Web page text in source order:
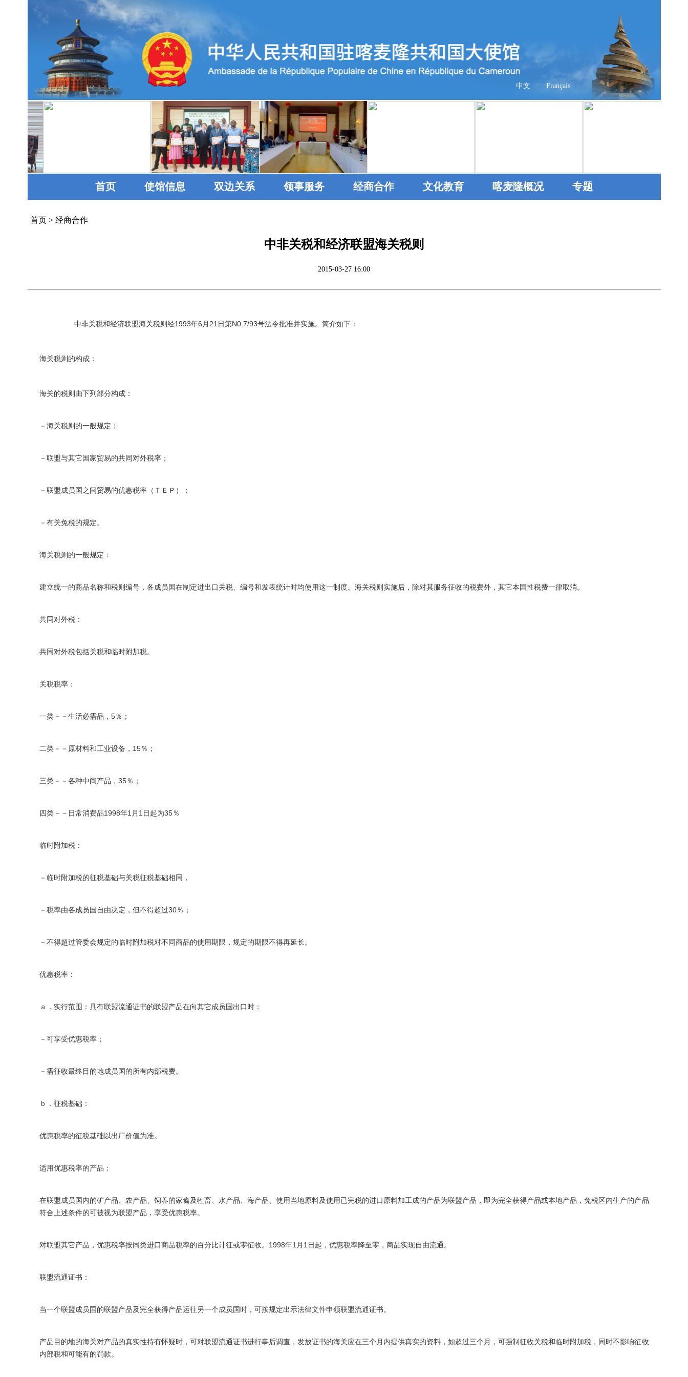
中文 Français
首页 使馆信息 双边关系 领事服务 经商合作 文化教育 喀麦隆概况 专题
首页> 经商合作
中非关税和经济联盟海关税则
2015-03-27 16:00
中非关税和经济联盟海关税则经1993年6 月 21 日第N0.7/93号法令批准并实施。简介如下：
海关税则的构成：
海关的税则由下列部分构成：
－海关税则的一般规定；
－联盟与其它国家贸易的共同对外税率；
－联盟成员国之间贸易的优惠税率（ＴＥＰ）；
－有关免税的规定。
海关税则的一般规定：
建立统一的商品名称和税则编号，各成员国在制定进出口关税、编号和发表统计时均使用这一制度。海关税则实施后，除对其服务征收的税费外，其它本国性税费一律取消。
共同对外税：
共同对外税包括关税和临时附加税。
关税税率：
一类－－生活必需品， 5％；
二类－－原材料和工业设备， 15％；
三类－－各种中间产品， 35％；
四类－－日常消费品1998年1 月 1 日起为35％
临时附加税：
－临时附加税的征税基础与关税征税基础相同，
－税率由各成员国自由决定，但不得超过30％；
－不得超过管委会规定的临时附加税对不同商品的使用期限，规定的期限不得再延长。
优惠税率：
ａ．实行范围：具有联盟流通证书的联盟产品在向其它成员国出口时：
－可享受优惠税率；
－需征收最终目的地成员国的所有内部税费。
ｂ．征税基础：
优惠税率的征税基础以出厂价值为准。
适用优惠税率的产品：
在联盟成员国内的矿产品、农产品、饲养的家禽及牲畜、水产品、海产品、使用当地原料及使用已完税的进口原料加工成的产品为联盟产品，即为完全获得产品或本地产品，免税区内生产的产品
符合上述条件的可被视为联盟产品，享受优惠税率。
对联盟其它产品，优惠税率按同类进口商品税率的百分比计征或零征收。 1998年1 月 1 日起，优惠税率降至零，商品实现自由流通。
联盟流通证书：
当一个联盟成员国的联盟产品及完全获得产品运往另一个成员国时，可按规定出示法律文件申领联盟流通证书。
产品目的地的海关对产品的真实性持有怀疑时，可对联盟流通证书进行事后调查，发放证书的海关应在三个月内提供真实的资料，如超过三个月，可强制征收关税和临时附加税，同时不影响征收
内部税和可能有的罚款。